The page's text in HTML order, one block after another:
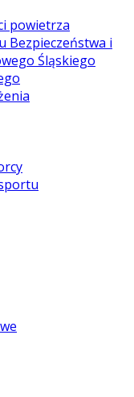
powietrza
Bezpieczeństwa i
Śląskiego